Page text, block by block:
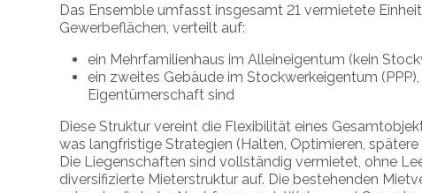
Das Ensemble umfasst insgesamt 21 vermietete
Gewerbeflächen, verteilt auf:
ein Mehrfamilienhaus im Alleineigentum (kein
ein zweites Gebäude im Stockwerkeigentum
Eigentümerschaft sind
Diese Struktur vereint die Flexibilität eines
was langfristige Strategien (Halten, Optimieren,
Die Liegenschaften sind vollständig vermietet, ohne
diversifizierte Mieterstruktur auf. Die bestehenden